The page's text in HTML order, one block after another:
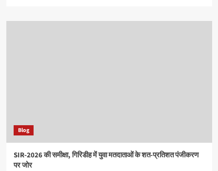
Blog
SIR-2026 की समीक्षा, गिरिडीह में युवा मतदाताओं के शत-प्रतिशत पंजीकरण
पर जोर